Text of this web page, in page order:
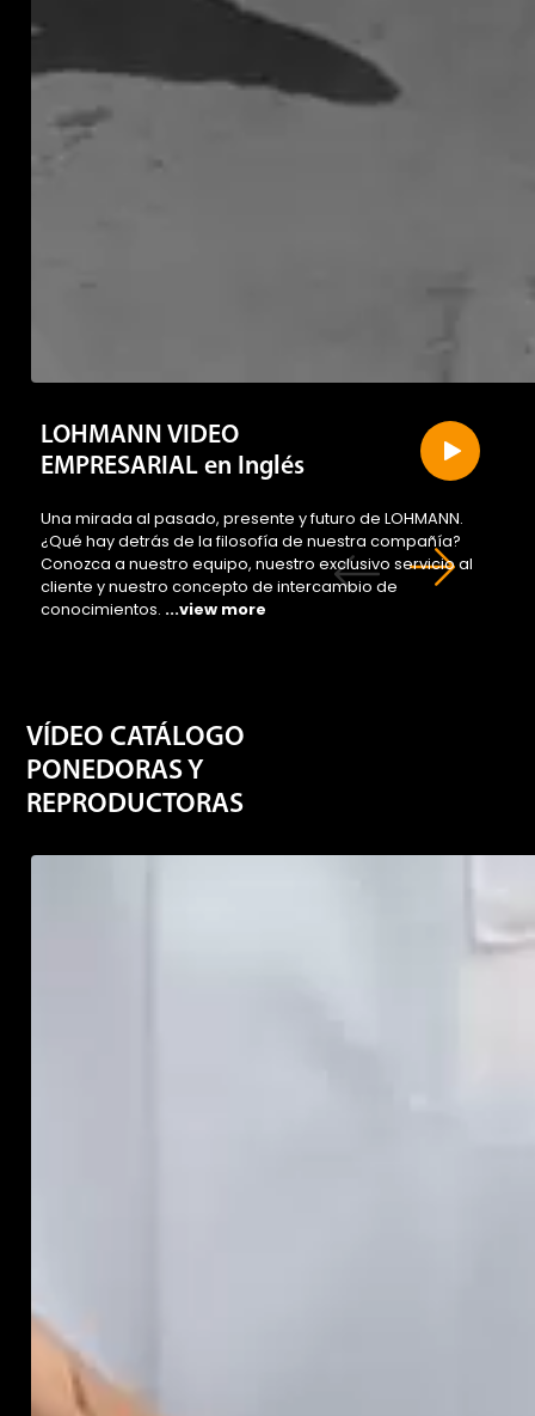
LOHMANN VIDEO
EMPRESARIAL en Inglés
Una mirada al pasado, presente y futuro de LOHMANN.
¿Qué hay detrás de la filosofía de nuestra compañía?
Conozca a nuestro equipo, nuestro exclusivo servicio al
cliente y nuestro concepto de intercambio de
conocimientos. ...view more
VÍDEO CATÁLOGO
PONEDORAS Y
REPRODUCTORAS